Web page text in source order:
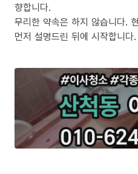
향합니다.
무리한 약속은 하지 않습니다.
먼저 설명드린 뒤에 시작합니다.